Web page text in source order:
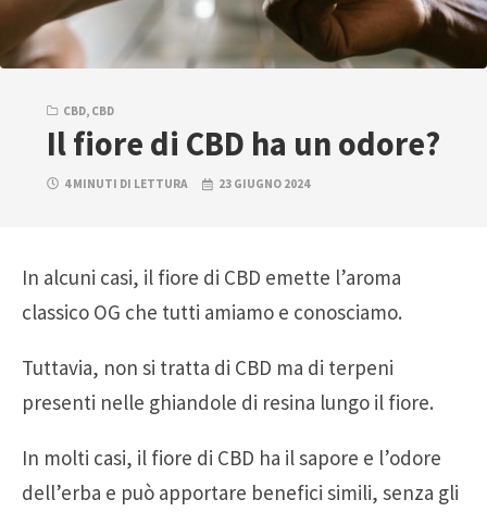
CBD, CBD
Il fiore di CBD ha un odore?
4 MINUTI DI LETTURA 23 GIUGNO 2024
In alcuni casi, il fiore di CBD emette l’aroma
classico OG che tutti amiamo e conosciamo.
Tuttavia, non si tratta di CBD ma di terpeni
presenti nelle ghiandole di resina lungo il fiore.
In molti casi, il fiore di CBD ha il sapore e l’odore
dell’erba e può apportare benefici simili, senza gli